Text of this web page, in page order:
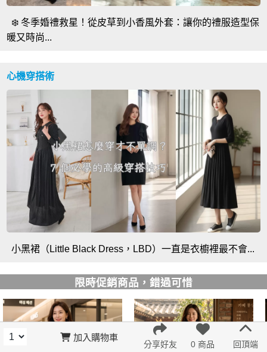
❄️ 冬季婚禮救星！從皮草到小香風外套：讓你的禮服造型保
暖又時尚...
心機穿搭術
小黑裙（Little Black Dress，LBD）一直是衣櫥裡最不會...
限時促銷商品，錯過可惜
加入購物車
回頂端
0 商品
分享好友